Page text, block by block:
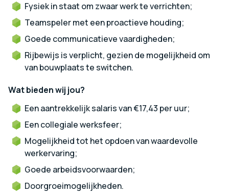
Fysiek in staat om zwaar werk te verrichten;
Teamspeler met een proactieve houding;
Goede communicatieve vaardigheden;
Rijbewijs is verplicht, gezien de mogelijkheid om
van bouwplaats te switchen.
Wat bieden wij jou?
Een aantrekkelijk salaris van €17,43 per uur;
Een collegiale werksfeer;
Mogelijkheid tot het opdoen van waardevolle
werkervaring;
Goede arbeidsvoorwaarden;
Doorgroeimogelijkheden.